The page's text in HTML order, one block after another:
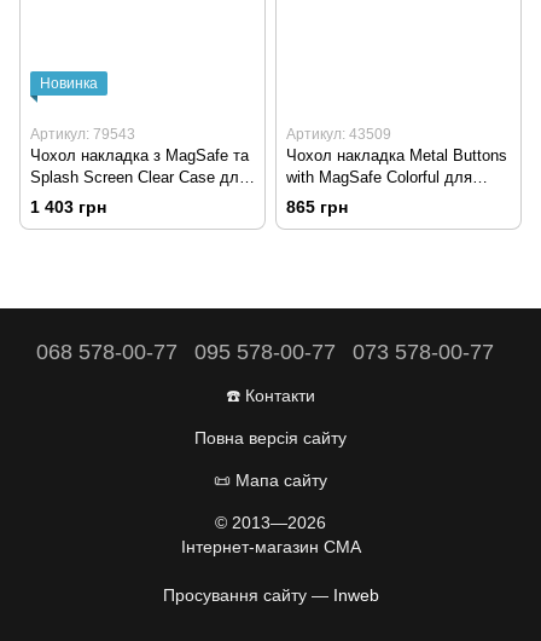
Новинка
Артикул: 79543
Чохол накладка з MagSafe та
Splash Screen Clear Case для
Apple iPhone 16 Plus
Transparent (Прозорий)
1 403 грн
Артикул: 43509
Чохол накладка Metal Buttons
with MagSafe Colorful для
Apple iPhone 16 Plus Black
(Чорний)
865 грн
068 578-00-77 095 578-00-77 073 578-00-77
☎️ Контакти
Повна версія сайту
📜 Мапа сайту
© 2013—2026
Інтернет-магазин CMA
Просування сайту — Inweb